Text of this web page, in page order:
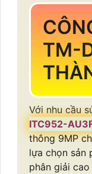
TM-
Với nhu cầu
ITC952-
thông 9MP
lựa chọn sản
phân giải